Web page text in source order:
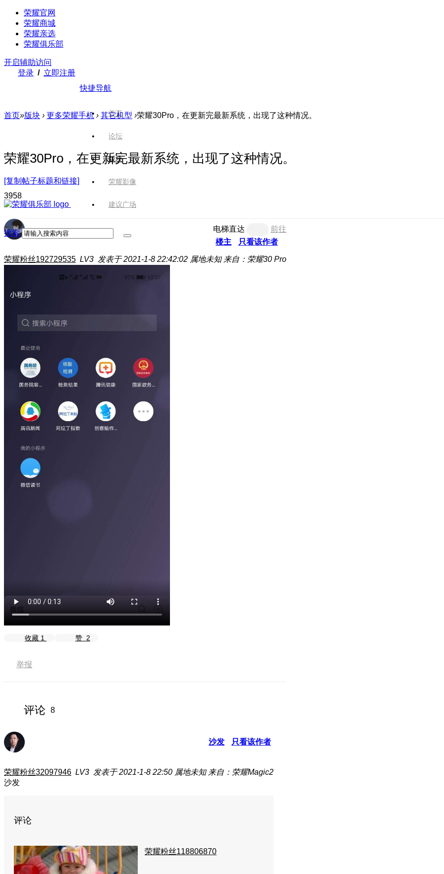
荣耀官网
荣耀商城
荣耀亲选
荣耀俱乐部
开启辅助访问
登录 / 立即注册
快捷导航
首页
论坛
版块
荣耀影像
建议广场
搜索
首页»版块 › 更多荣耀手机 › 其它机型 ›荣耀30Pro，在更新完最新系统，出现了这种情况。
荣耀30Pro，在更新完最新系统，出现了这种情况。
[复制帖子标题和链接]
3958
电梯直达
前往
楼主
只看该作者
荣耀粉丝192729535 LV3 发表于 2021-1-8 22:42:02 属地未知 来自：荣耀30 Pro
收藏 1 赞 2
举报
评论 8
沙发 只看该作者
荣耀粉丝32097946 LV3 发表于 2021-1-8 22:50 属地未知 来自：荣耀Magic2
沙发
评论
荣耀粉丝118806870